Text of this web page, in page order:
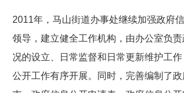
2011年，马山街道办事处继续加强政府
领导，建立健全工作机构，由办公室负
况的设立、日常监督和日常更新维护工
公开工作有序开展。同时，完善编制了